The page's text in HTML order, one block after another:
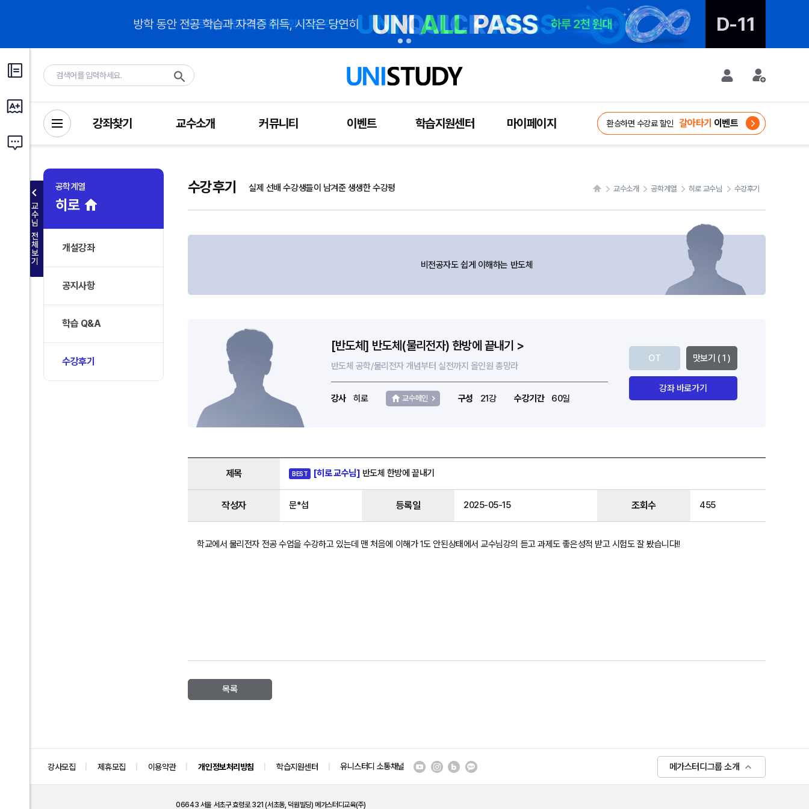
D-11
D-11
강좌찾기 교수소개 커뮤니티 이벤트 학습지원센터 마이페이지 신규가입혜택 WELCOMEGIFT
여름방학 단기 집중 자격증대비 강좌
8/20 마감 대학 콘텐츠 영상 공모전
환승하면 수강료 할인 갈아타기 이벤트
교
수
님
전
체
보
기
공학계열
히로
개설강좌
공지사항
학습 Q&A
수강후기
수강후기 실제 선배 수강생들이 남겨준 생생한 수강평 교수소개 공학계열 히로 교수님 수강후기
비전공자도 쉽게 이해하는 반도체
[반도체] 반도체(물리전자) 한방에 끝내기 >
반도체 공학/물리전자 개념부터 실전까지 올인원 총망라
강사 히로 교수메인 구성 21강 수강기간 60일
OT 맛보기 ( 1 )
강좌 바로가기
제목 BEST [히로 교수님] 반도체 한방에 끝내기
작성자 문*섭 등록일 2025-05-15 조회수 455
학교에서 물리전자 전공 수업을 수강하고 있는데 맨 처음에 이해가 1도 안된상태에서 교수님강의 듣고 과제도 좋은성적 받고 시험도 잘 봤습니다!!
목록
강사모집 제휴모집 이용약관 개인정보처리방침 학습지원센터 유니스터디 소통채널 메가스터디그룹 소개
06643 서울 서초구 효령로 321 (서초동, 덕원빌딩) 메가스터디교육(주)